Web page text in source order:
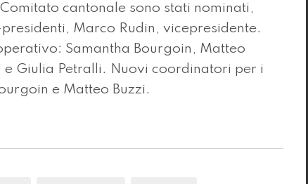
cantonale sono stati nominati,
Marco Rudin, vicepresidente.
Samantha Bourgoin, Matteo
e Giulia Petralli. Nuovi coordinatori per i
e Matteo Buzzi.